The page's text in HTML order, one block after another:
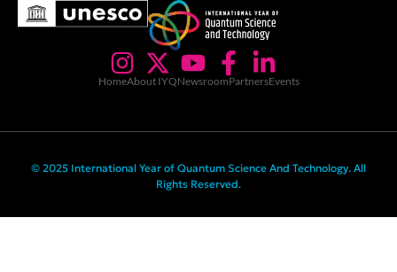
HomeAbout IYQNewsroomPartnersEvents
© 2025 International Year of Quantum Science And Technology. All
Rights Reserved.